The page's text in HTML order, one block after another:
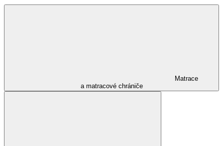
Matrace
a matracové chrániče